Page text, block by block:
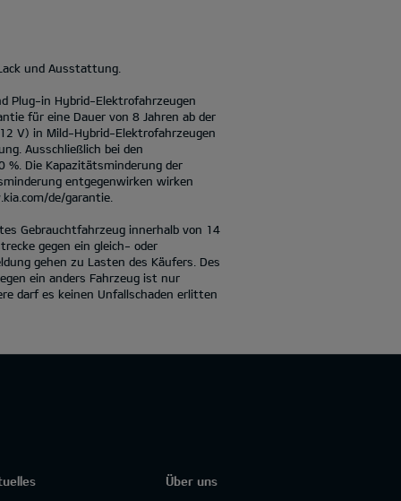
und Ausstattung.
Plug-in Hybrid-Elektrofahrzeugen
für eine Dauer von 8 Jahren ab der
V) in Mild-Hybrid-Elektrofahrzeugen
Ausschließlich bei den
Die Kapazitätsminderung der
entgegenwirken wirken
de/garantie.
Gebrauchtfahrzeug innerhalb von 14
gegen ein gleich- oder
gehen zu Lasten des Käufers. Des
ein anders Fahrzeug ist nur
darf es keinen Unfallschaden erlitten
Über uns